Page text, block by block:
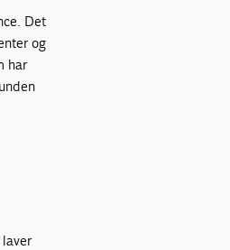
Det
og
har